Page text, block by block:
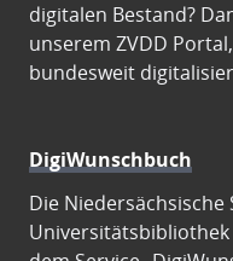
digitalen Bestand?
unserem ZVDD
bundesweit
DigiWunschbuch
Die Niedersächsische